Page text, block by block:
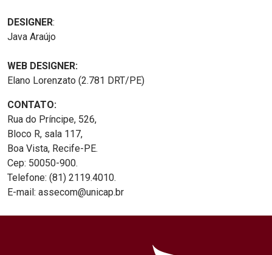
DESIGNER:
Java Araújo
WEB DESIGNER:
Elano Lorenzato (2.781 DRT/PE)
CONTATO:
Rua do Príncipe, 526,
Bloco R, sala 117,
Boa Vista, Recife-PE.
Cep: 50050-900.
Telefone: (81) 2119.4010.
E-mail: assecom@unicap.br